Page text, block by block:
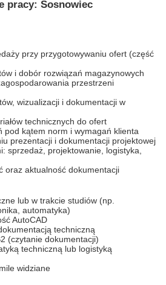
pracy: Sosnowiec
przy przygotowywaniu ofert (część
i dobór rozwiązań magazynowych
przestrzeni
wizualizacji i dokumentacji w
technicznych do ofert
pod kątem norm i wymagań klienta
prezentacji i dokumentacji projektowej
sprzedaż, projektowanie, logistyka,
oraz aktualność dokumentacji
lub w trakcie studiów (np.
automatyka)
AutoCAD
techniczną
(czytanie dokumentacji)
techniczną lub logistyką
widziane